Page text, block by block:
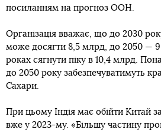
посиланням на прогноз ООН.
Організація вважає, що до 2030
може досягти 8,5 млрд, до 2050 —
роках сягнути піку в 10,4 млрд.
до 2050 року забезпечуватимуть
Сахари.
При цьому Індія має обійти Китай
вже у 2023-му. «Більшу частину